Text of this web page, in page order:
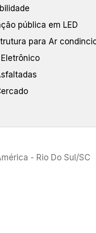
pública em LED
para Ar
- Rio Do Sul /SC